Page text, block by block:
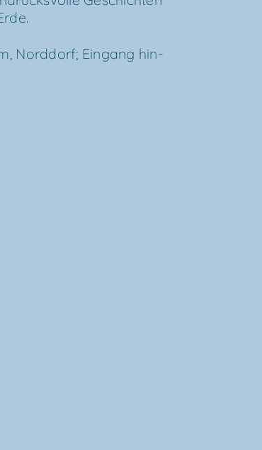
Nord­dorf; Ein­gang hin­